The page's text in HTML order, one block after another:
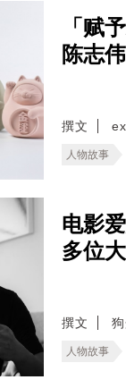
「赋
陈志
撰文
人物故事
电影
多位
撰文
人物故事